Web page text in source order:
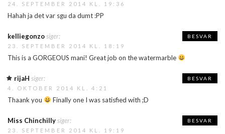
24. SEPTEMBER 2014 KL. 19:36
Hahah ja det var sgu da dumt :PP
kelliegonzosiger:
23. SEPTEMBER 2014 KL. 18:19
This is a GORGEOUS mani! Great job on the watermarble
BESVAR
rijaH siger:
4. OKTOBER 2014 KL. 4:21
Thaank you Finally one I was satisfied with ;D
BESVAR
Miss Chinchillysiger:
23. SEPTEMBER 2014 KL. 19:19
BESVAR